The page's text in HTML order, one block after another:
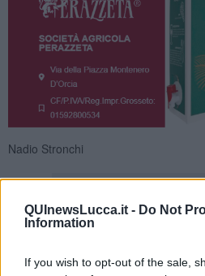
QUInewsLucca.it - Do Not
Information
If you wish to opt-out of the sale,
Nadio Stronchi
Se vuoi leggere le notizie principali
Newsletter QUInews -